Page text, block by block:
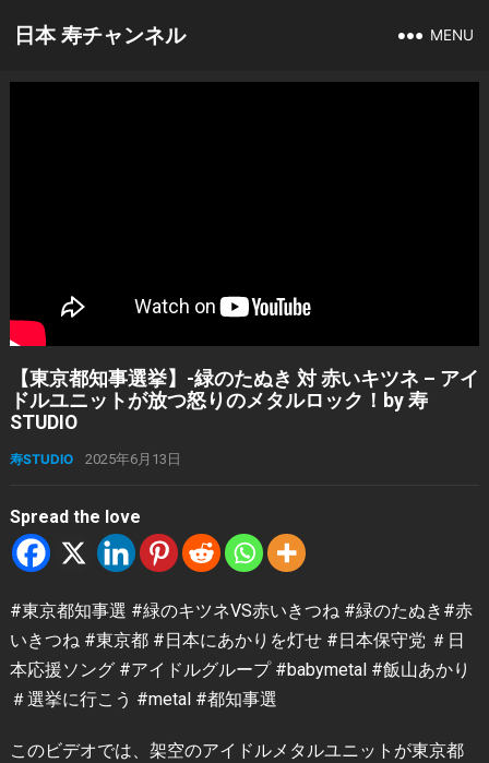
日本 寿チャンネル MENU
【東京都知事選挙】-緑のたぬき 対 赤いキツネ – アイ
ドルユニットが放つ怒りのメタルロック！by 寿
STUDIO
寿STUDIO 2025年6月13日
Spread the love
#東京都知事選 #緑のキツネVS赤いきつね #緑のたぬき#赤
いきつね #東京都 #日本にあかりを灯せ #日本保守党 ＃日
本応援ソング #アイドルグループ #babymetal #飯山あかり
＃選挙に行こう #metal #都知事選
このビデオでは、架空のアイドルメタルユニットが東京都